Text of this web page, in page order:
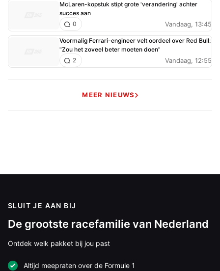
McLaren-kopstuk stipt grote 'verandering' achter
succes aan
Vandaag, 13:45
0
Voormalig Ferrari-engineer velt oordeel over Red Bull:
"Zou het zoveel beter moeten doen"
Vandaag, 12:55
2
MEER NIEUWS
SLUIT JE AAN BIJ
De grootste racefamilie van Nederland
Ontdek welk pakket bij jou past
Altijd meepraten over de Formule 1